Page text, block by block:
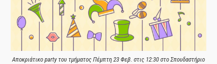
Αποκριάτικο party του τμήματος Πέμπτη 23 Φεβ. στις 12:30 στο Σπουδαστήριο